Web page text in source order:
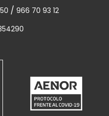
/ 966 70 93 12